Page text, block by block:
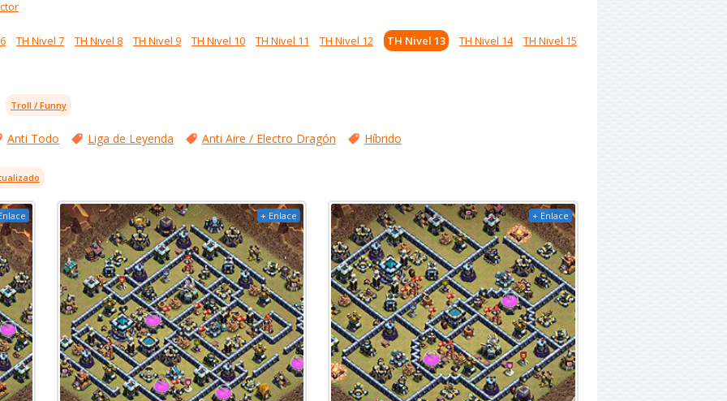
TH Nivel 7 TH Nivel 8 TH Nivel 9 TH Nivel 10 TH Nivel 11 TH Nivel 12 TH Nivel 13 TH Nivel 14 TH Nivel 15
Troll / Funny
Anti Todo Liga de Leyenda Anti Aire / Electro Dragón Híbrido
+ Enlace + Enlace